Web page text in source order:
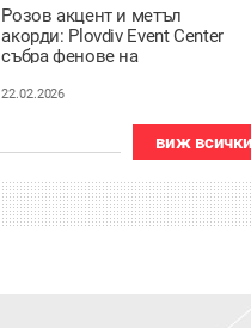
Розов акцент и метъл
акорди: Plovdiv Event Center
събра фенове на
2000-те
22.02.2026
виж всички